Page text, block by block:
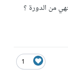
من الدورة ؟
1